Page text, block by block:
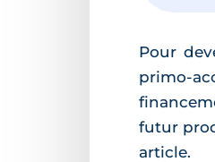
Pour
primo-
futur
article.